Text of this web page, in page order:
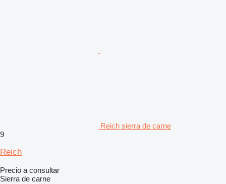
Reich sierra de carne
9
Reich
Precio a consultar
Sierra de carne